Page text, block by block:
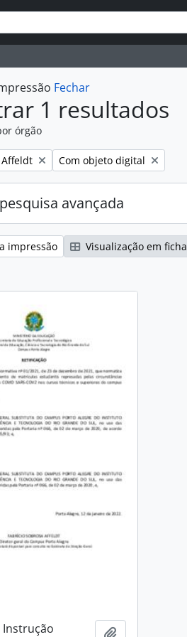
busca
Fechar
1 resultados
órgão
Affeldt Remover filtro:
Com objeto digital
avançada
impressão Visualização em ficha
Instrução